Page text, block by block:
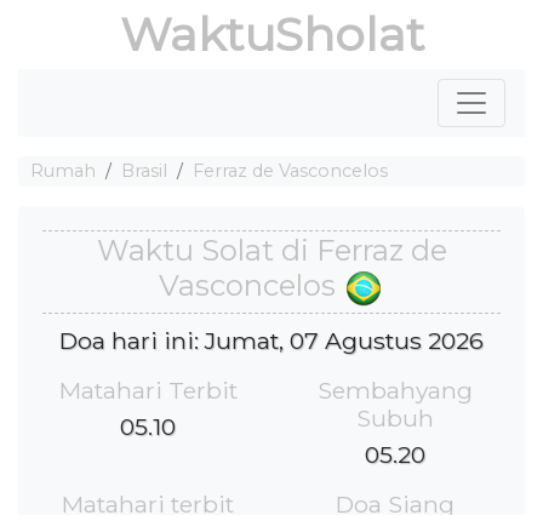
WaktuSholat
Rumah Brasil Ferraz de Vasconcelos
Waktu Solat di Ferraz de
Vasconcelos
Doa hari ini: Jumat, 07 Agustus 2026
Matahari Terbit
05.10
Sembahyang
Subuh
05.20
Matahari terbit
Doa Siang